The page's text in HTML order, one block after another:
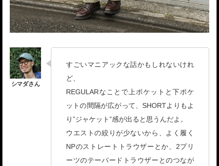
すごいマニアックな話かもしれないけれ
ど、
REGULARなことで上ポケットと下ポケ
ットの間隔が広がって、SHORTよりもよ
り”ジャケット”感が出ると思うんだよ。
ウエストの絞りが少ないから、よく履く
NPのストレートトラウザーとか、2プリ
ーツのテーパードトラウザーとのつなが